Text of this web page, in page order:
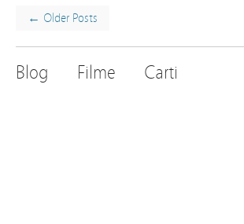
← Older Posts
Blog Filme Carti